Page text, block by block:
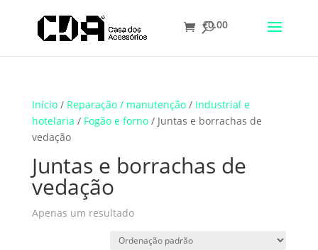
Translate
€0.00
Início/ Reparação / manutenção/ Industrial e
hotelaria / Fogão e forno/ Juntas e borrachas de
vedação
Juntas e borrachas de
vedação
Apenas um resultado